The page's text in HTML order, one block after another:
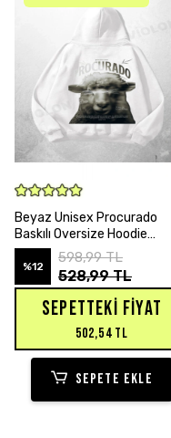
Beyaz Unisex Procurado
Baskılı Oversize Hoodie
Sweatshirt
%12
598,99 TL
528,99 TL
SEPETTEKI FIYAT
502,54 TL
SEPETE EKLE